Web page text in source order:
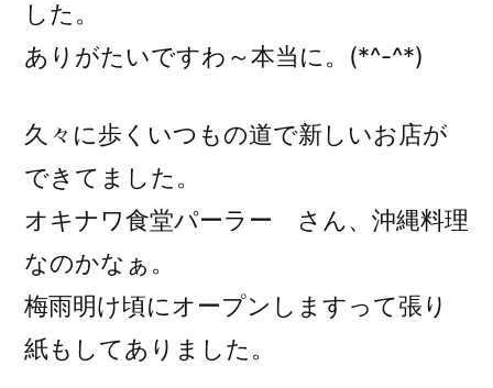
した。
ありがたいですわ～本当に。(*^-^*)
久々に歩くいつもの道で新しいお店が
できてました。
オキナワ食堂パーラー さん、沖縄料理
なのかなぁ。
梅雨明け頃にオープンしますって張り
紙もしてありました。